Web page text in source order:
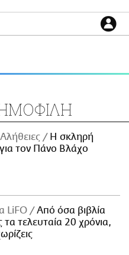
H σκληρή
τον Πάνο Βλάχο
LiFO
Από όσα βιβλία
τα τελευταία 20 χρόνια,